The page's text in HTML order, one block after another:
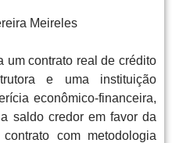
Meireles
um contrato real de crédito
e uma instituição
econômico-financeira,
saldo credor em favor da
com metodologia